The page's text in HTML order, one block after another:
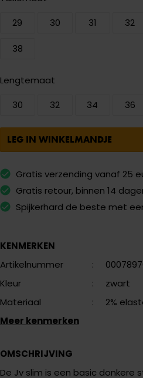
29
30 31 32
38
Lengtemaat
30
32 34 36
LEG IN WINKELMANDJE
Gratis verzending vanaf 25
Gratis retour, binnen 14
Spijkerhard de beste met
KENMERKEN
Artikelnummer
:
Kleur
:
zwart
Materiaal
: 2%
Meer kenmerken
OMSCHRIJVING
De Jv slim is een basic donkere